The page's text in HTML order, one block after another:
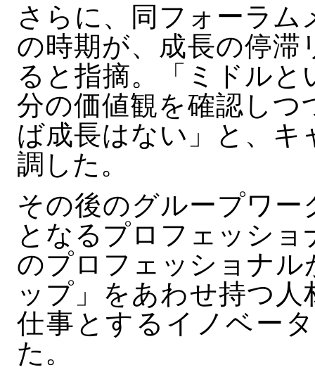
さらに、同フォーラ
の時期が、成長の停滞
ると指摘。「ミドル
分の価値観を確認しつ
ば成長はない」と、
調した。
その後のグループワ
となるプロフェッシ
のプロフェッショナル
ップ」をあわせ持つ
仕事とするイノベー
た。